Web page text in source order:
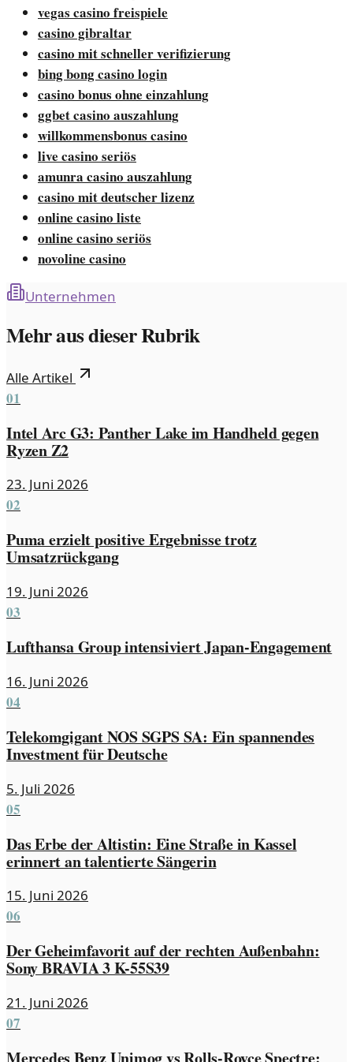
vegas casino freispiele
casino gibraltar
casino mit schneller verifizierung
bing bong casino login
casino bonus ohne einzahlung
ggbet casino auszahlung
willkommensbonus casino
live casino seriös
amunra casino auszahlung
casino mit deutscher lizenz
online casino liste
online casino seriös
novoline casino
Unternehmen
Mehr aus dieser Rubrik
Alle Artikel
01
Intel Arc G3: Panther Lake im Handheld gegen
Ryzen Z2
23. Juni 2026
02
Puma erzielt positive Ergebnisse trotz
Umsatzrückgang
19. Juni 2026
03
Lufthansa Group intensiviert Japan-Engagement
16. Juni 2026
04
Telekomgigant NOS SGPS SA: Ein spannendes
Investment für Deutsche
5. Juli 2026
05
Das Erbe der Altistin: Eine Straße in Kassel
erinnert an talentierte Sängerin
15. Juni 2026
06
Der Geheimfavorit auf der rechten Außenbahn:
Sony BRAVIA 3 K-55S39
21. Juni 2026
07